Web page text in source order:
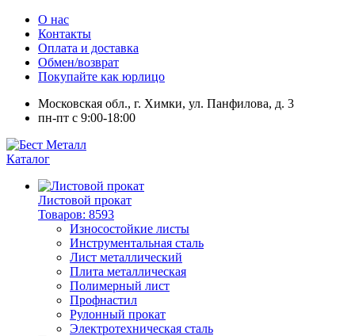
О нас
Контакты
Оплата и доставка
Обмен/возврат
Покупайте как юрлицо
Московская обл., г. Химки, ул. Панфилова, д. 3
пн-пт с 9:00-18:00
Каталог
Листовой прокат
Товаров: 8593
Износостойкие листы
Инструментальная сталь
Лист металлический
Плита металлическая
Полимерный лист
Профнастил
Рулонный прокат
Электротехническая сталь